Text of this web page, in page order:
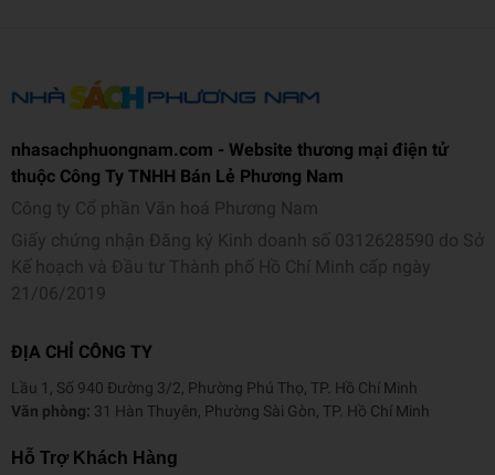
nhasachphuongnam.com - Website thương mại điện tử
thuộc Công Ty TNHH Bán Lẻ Phương Nam
Công ty Cổ phần Văn hoá Phương Nam
Giấy chứng nhận Đăng ký Kinh doanh số 0312628590 do Sở
Kế hoạch và Đầu tư Thành phố Hồ Chí Minh cấp ngày
21/06/2019
ĐỊA CHỈ CÔNG TY
Lầu 1, Số 940 Đường 3/2, Phường Phú Thọ, TP. Hồ Chí Minh
Văn phòng: 31 Hàn Thuyên, Phường Sài Gòn, TP. Hồ Chí Minh
Hỗ Trợ Khách Hàng